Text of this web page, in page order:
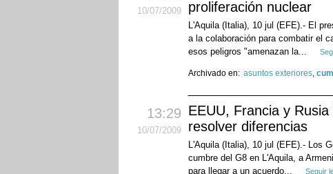
10/07/2009
proliferación nuclear
L'Aquila (Italia), 10 jul (EFE).- El
a la colaboración para combatir el
esos peligros "amenazan la...
Archivado en: asuntos exteriores,
13:29
10/07/2009
EEUU, Francia y
resolver diferencias
L'Aquila (Italia), 10 jul (EFE).- Los
cumbre del G8 en L'Aquila, a
para llegar a un acuerdo...
Seguir